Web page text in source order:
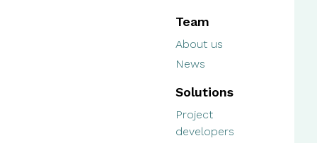
Team
About us
News
Solutions
Project
developers